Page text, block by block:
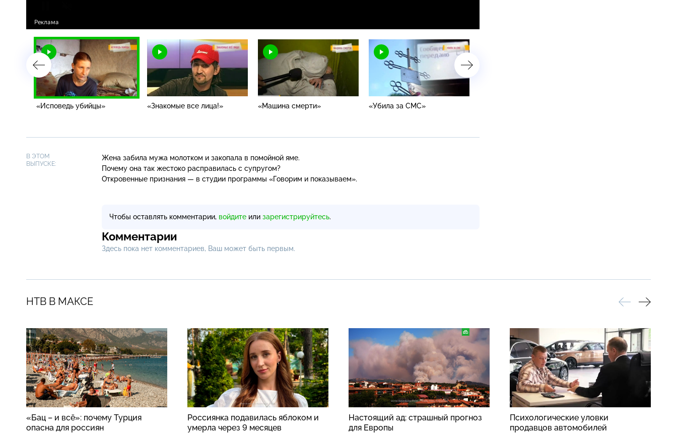
«Исповедь убийцы» «Знакомые все лица!» «Машина смерти» «Убила за СМС»
В ЭТОМ
ВЫПУСКЕ:
Жена забила мужа молотком и закопала в помойной яме.
Почему она так жестоко расправилась с супругом?
Откровенные признания — в студии программы «Говорим и показываем».
Чтобы оставлять комментарии, войдите или зарегистрируйтесь.
Комментарии
Здесь пока нет комментариев, Ваш может быть первым.
НТВ В МАКСЕ
«Бац – и всё»: почему Турция
опасна для россиян
Россиянка подавилась яблоком и
умерла через 9 месяцев
Настоящий ад: страшный прогноз
для Европы
Психологические уловки
продавцов автомобилей